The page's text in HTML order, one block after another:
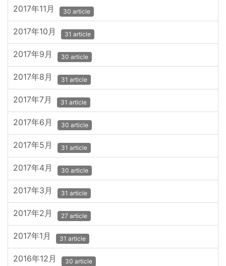
2017年11月 30 article
2017年10月 31 article
2017年9月 30 article
2017年8月 31 article
2017年7月 31 article
2017年6月 30 article
2017年5月 31 article
2017年4月 30 article
2017年3月 31 article
2017年2月 27 article
2017年1月 31 article
2016年12月 30 article